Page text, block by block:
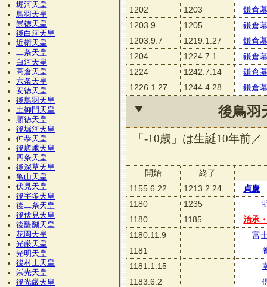
1202
1203
鎌倉
1203.9
1205
鎌倉
1203.9.7
1219.1.27
鎌倉
1204
1224.7.1
鎌倉
1224
1242.7.14
鎌倉
1226.1.27
1244.4.28 鎌倉
後鳥羽
「-10歳」は生誕10年前
開始
終了
1155.6.22
1213.2.24
貞慶
1180
1235
1180 1185
治承
1180.11.9
富
1181
1181.1.15
1183.6.2
堀河天皇
鳥羽天皇
崇徳天皇
後白河天皇
近衛天皇
二条天皇
白河天皇
高倉天皇
六条天皇
安徳天皇
後鳥羽天皇
土御門天皇
順徳天皇
後堀河天皇
仲恭天皇
後嵯峨天皇
四条天皇
後深草天皇
亀山天皇
伏見天皇
後宇多天皇
後二条天皇
後伏見天皇
後醍醐天皇
花園天皇
光厳天皇
光明天皇
後村上天皇
崇光天皇
後光厳天皇